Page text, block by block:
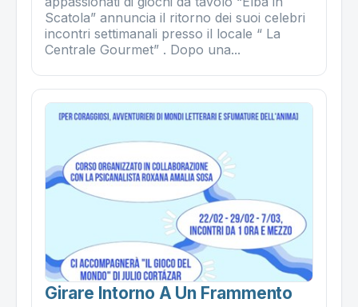
Scatola” annuncia il ritorno dei suoi celebri
incontri settimanali presso il locale “ La
Centrale Gourmet” . Dopo una...
Girare Intorno A Un Frammento